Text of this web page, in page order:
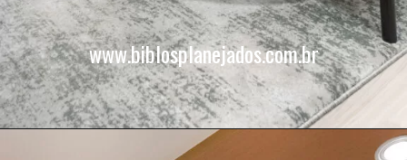
www.biblosplanejados.com.br